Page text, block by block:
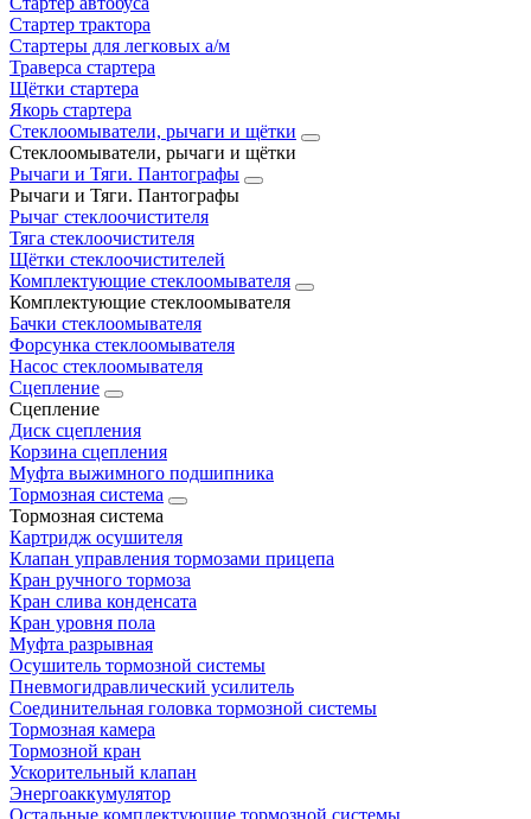
Стартер трактора
Стартеры для легковых а/м
Траверса стартера
Щётки стартера
Якорь стартера
Стеклоомыватели, рычаги и щётки
Стеклоомыватели, рычаги и щётки
Рычаги и Тяги. Пантографы
Рычаги и Тяги. Пантографы
Рычаг стеклоочистителя
Тяга стеклоочистителя
Щётки стеклоочистителей
Комплектующие стеклоомывателя
Комплектующие стеклоомывателя
Бачки стеклоомывателя
Форсунка стеклоомывателя
Насос стеклоомывателя
Сцепление
Сцепление
Диск сцепления
Корзина сцепления
Муфта выжимного подшипника
Тормозная система
Тормозная система
Картридж осушителя
Клапан управления тормозами прицепа
Кран ручного тормоза
Кран слива конденсата
Кран уровня пола
Муфта разрывная
Осушитель тормозной системы
Пневмогидравлический усилитель
Соединительная головка тормозной системы
Тормозная камера
Тормозной кран
Ускорительный клапан
Энергоаккумулятор